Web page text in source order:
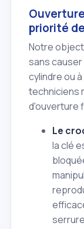
priorité
Notre
sans causer
cylindre ou
techniciens
d'ouverture
Le
la clé